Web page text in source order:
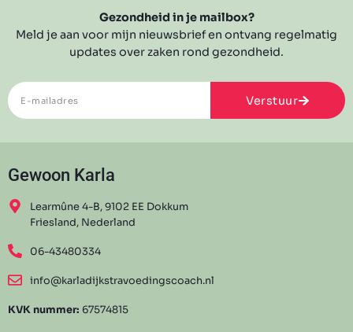
Gezondheid in je mailbox?
Meld je aan voor mijn nieuwsbrief en ontvang regelmatig
updates over zaken rond gezondheid.
Verstuur
Gewoon Karla
Learmûne 4-B, 9102 EE Dokkum
Friesland, Nederland
06-43480334
info@karladijkstravoedingscoach.nl
KVK nummer: 67574815